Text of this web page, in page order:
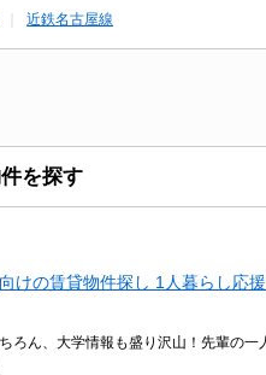
近鉄名古屋線
を探す
けの賃貸物件探し 1人暮らし応
ろん、大学情報も盛り沢山！先輩の一